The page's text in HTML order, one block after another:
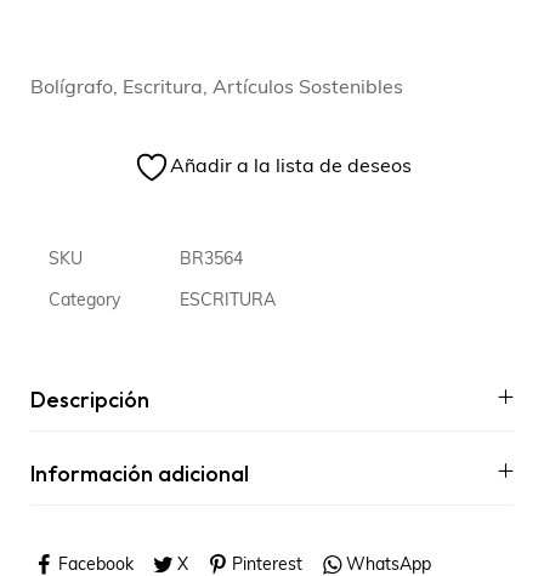
Bolígrafo, Escritura, Artículos Sostenibles
Añadir a la lista de deseos
SKU BR3564
Category ESCRITURA
Descripción
Información adicional
Facebook X Pinterest WhatsApp